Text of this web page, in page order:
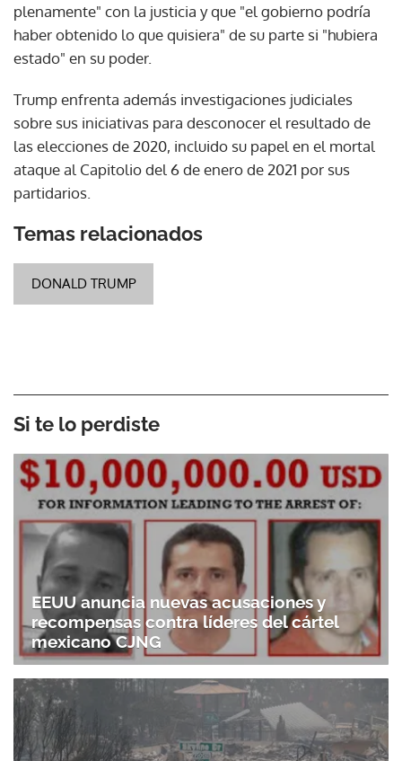
plenamente" con la justicia y que "el gobierno podría
haber obtenido lo que quisiera" de su parte si "hubiera
estado" en su poder.
Trump enfrenta además investigaciones judiciales
sobre sus iniciativas para desconocer el resultado de
las elecciones de 2020, incluido su papel en el mortal
ataque al Capitolio del 6 de enero de 2021 por sus
partidarios.
Temas relacionados
DONALD TRUMP
Si te lo perdiste
EEUU anuncia nuevas acusaciones y
recompensas contra líderes del cártel
mexicano CJNG